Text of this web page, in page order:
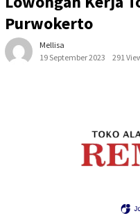
Purwokerto
Mellisa
19 September 2023
291